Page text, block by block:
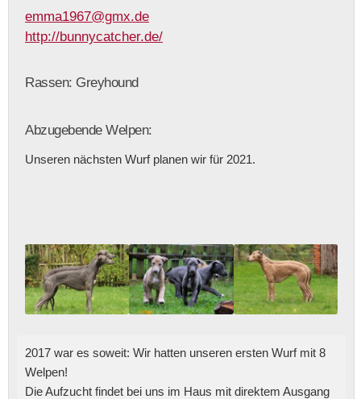
emma1967@gmx.de
http://bunnycatcher.de/
Rassen: Greyhound
Abzugebende Welpen:
Unseren nächsten Wurf planen wir für 2021.
2017 war es soweit: Wir hatten unseren ersten Wurf mit 8
Welpen!
Die Aufzucht findet bei uns im Haus mit direktem Ausgang